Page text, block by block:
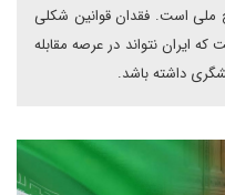
است. فقدان قوانین شکلی
ایران نتواند در عرصه مقابله
داشته باشد.